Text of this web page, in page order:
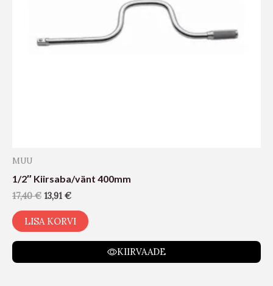
MUU
1/2″ Kiirsaba/vänt 400mm
17,40€ 13,91 €
LISA KORVI
KIIRVAADE